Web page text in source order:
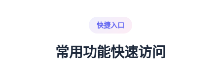
快捷入口
常用功能快速访问